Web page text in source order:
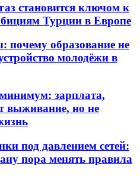
становится ключом к
Турции в Европе
почему образование не
молодёжи в
зарплата,
выживание, но не
под давлением сетей:
пора менять правила